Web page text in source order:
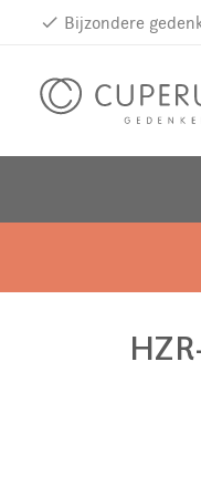
done Bijzondere